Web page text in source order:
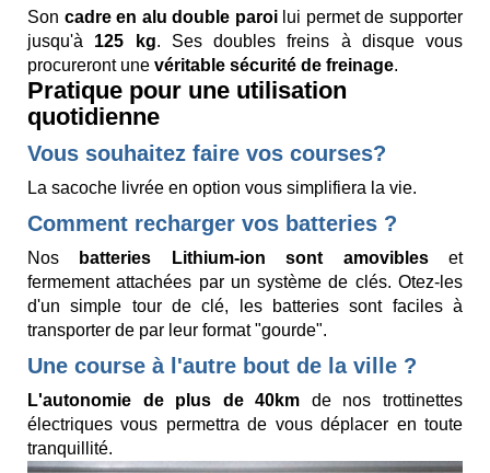
Son cadre en alu double paroilui permet de supporter
jusqu'à 125 kg. Ses doubles freins à disque vous
procureront une véritable sécurité de freinage.
Pratique pour une utilisation
quotidienne
Vous souhaitez faire vos courses?
La sacoche livrée en option vous simplifiera la vie.
Comment recharger vos batteries ?
Nos batteries Lithium-ion sont amovibleset
fermement attachées par un système de clés. Otez-les
d'un simple tour de clé, les batteries sont faciles à
transporter de par leur format "gourde".
Une course à l'autre bout de la ville ?
L'autonomie de plus de 40km de nos trottinettes
électriques vous permettra de vous déplacer en toute
tranquillité.